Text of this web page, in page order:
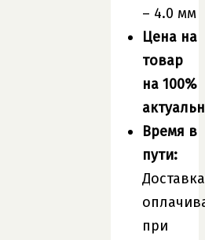
– 4.0 мм
Цена на
товар
на 100%
Время в
пути:
Доставка
при